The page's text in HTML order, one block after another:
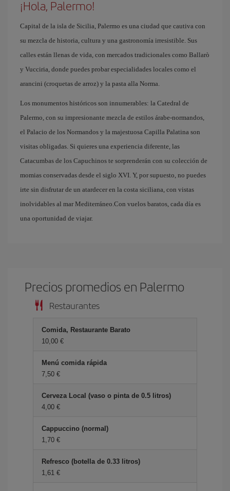
¡Hola, Palermo!
Capital de la isla de Sicilia, Palermo es una ciudad que cautiva con
su mezcla de historia, cultura y una gastronomía irresistible. Sus
calles están llenas de vida, con mercados tradicionales como Ballarò
y Vucciria, donde puedes probar especialidades locales como el
arancini (croquetas de arroz) y la pasta alla Norma.
Los monumentos históricos son innumerables: la Catedral de
Palermo, con su impresionante mezcla de estilos árabe-normandos,
el Palacio de los Normandos y la majestuosa Capilla Palatina son
visitas obligadas. Si quieres una experiencia diferente, las
Catacumbas de los Capuchinos te sorprenderán con su colección de
momias conservadas desde el siglo XVI. Y, por supuesto, no puedes
irte sin disfrutar de un atardecer en la costa siciliana, con vistas
inolvidables al mar Mediterráneo.Con vuelos baratos, cada día es
una oportunidad de viajar.
Precios promedios en Palermo
Restaurantes
Comida, Restaurante Barato
10,00 €
Menú comida rápida
7,50 €
Cerveza Local (vaso o pinta de 0.5 litros)
4,00 €
Cappuccino (normal)
1,70 €
Refresco (botella de 0.33 litros)
1,61 €